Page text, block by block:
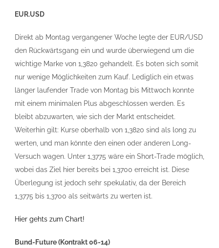
EUR.USD
Direkt ab Montag vergangener Woche legte der EUR/USD
den Rückwärtsgang ein und wurde überwiegend um die
wichtige Marke von 1,3820 gehandelt. Es boten sich somit
nur wenige Möglichkeiten zum Kauf. Lediglich ein etwas
länger laufender Trade von Montag bis Mittwoch konnte
mit einem minimalen Plus abgeschlossen werden. Es
bleibt abzuwarten, wie sich der Markt entscheidet.
Weiterhin gilt: Kurse oberhalb von 1,3820 sind als long zu
werten, und man könnte den einen oder anderen Long-
Versuch wagen. Unter 1,3775 wäre ein Short-Trade möglich,
wobei das Ziel hier bereits bei 1,3700 erreicht ist. Diese
Überlegung ist jedoch sehr spekulativ, da der Bereich
1,3775 bis 1,3700 als seitwärts zu werten ist.
Hier gehts zum Chart!
Bund-Future (Kontrakt 06-14)